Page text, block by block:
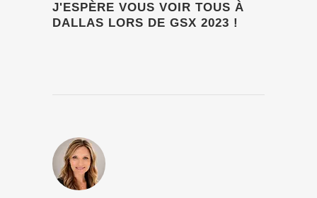
J'ESPÈRE VOUS VOIR TOUS À
DALLAS LORS DE GSX 2023 !